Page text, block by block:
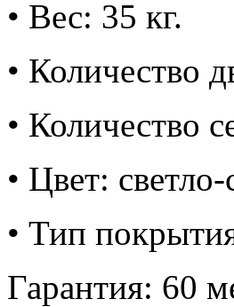
• Вес: 35 кг.
• Количество
• Количество
• Цвет:
• Тип
Гарантия: 60